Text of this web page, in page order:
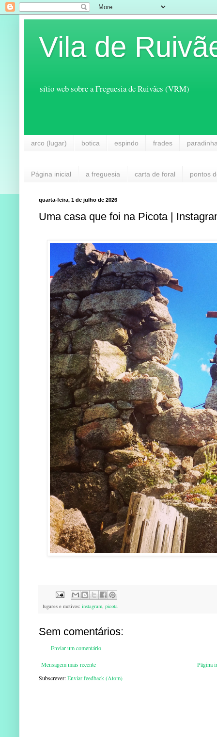
Vila de
sítio web sobre a Freguesia de Ruivães (VRM)
arco (lugar) botica espindo frades
Página inicial a freguesia carta de foral pontos
quarta-feira, 1 de julho de 2026
Uma casa que foi na Picota |
lugares e motivos: instagram, picota
Sem comentários:
Enviar um comentário
Mensagem mais recente
Página
Subscrever:Enviar feedback (Atom)